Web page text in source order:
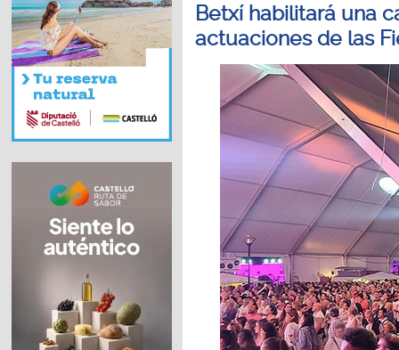
Betxí habilitará una
actuaciones de las